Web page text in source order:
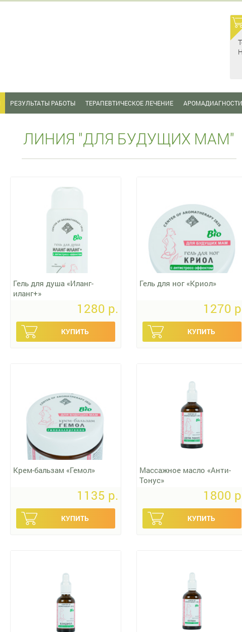
РЕЗУЛЬТАТЫ РАБОТЫ ТЕРАПЕВТИЧЕСКОЕ ЛЕЧЕНИЕ
ЛИНИЯ "ДЛЯ БУДУЩИХ МАМ"
Гель для душа «Иланг-
иланг+»
1280 p.
Гель для ног «Криол»
1270
Крем-бальзам «Гемол»
1135 p.
Массажное масло «Анти-
Тонус»
1800